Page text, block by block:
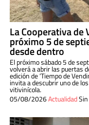
La Cooperativa de
próximo 5 de
desde dentro
El próximo sábado 5 de
volverá a abrir las puertas
edición de ‘Tiempo de
invita a descubrir uno de
vitivinícola.
05/08/2026Actualidad